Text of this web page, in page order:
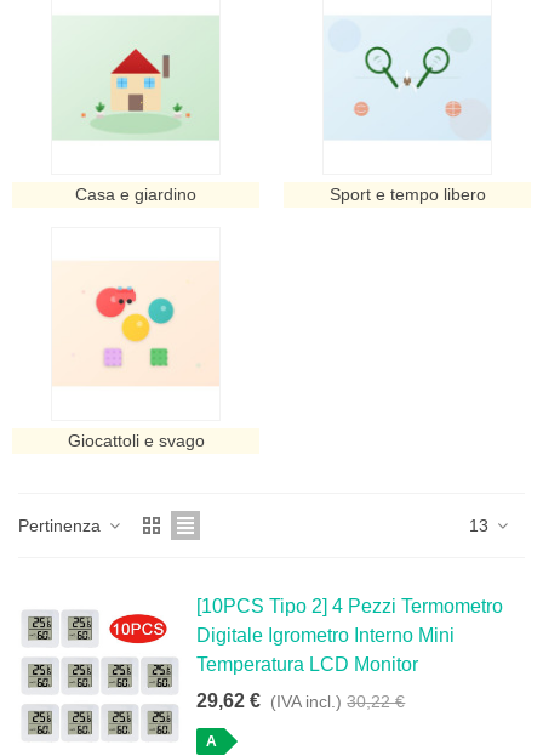
Casa e giardino Sport e tempo libero
Giocattoli e svago
Pertinenza 13
[10PCS Tipo 2] 4 Pezzi Termometro
Digitale Igrometro Interno Mini
Temperatura LCD Monitor
29,62 € (IVA incl.) 30,22 €
A